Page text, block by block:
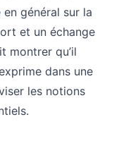
en général sur la
et un échange
montrer qu’il
dans une
les notions